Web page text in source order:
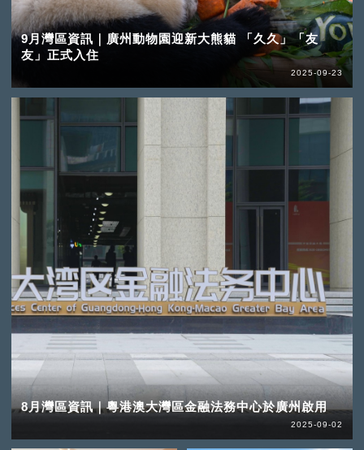
9月灣區資訊｜廣州動物園迎新大熊貓 「久久」「友
友」正式入住
2025-09-23
8月灣區資訊｜粵港澳大灣區金融法務中心於廣州啟用
2025-09-02